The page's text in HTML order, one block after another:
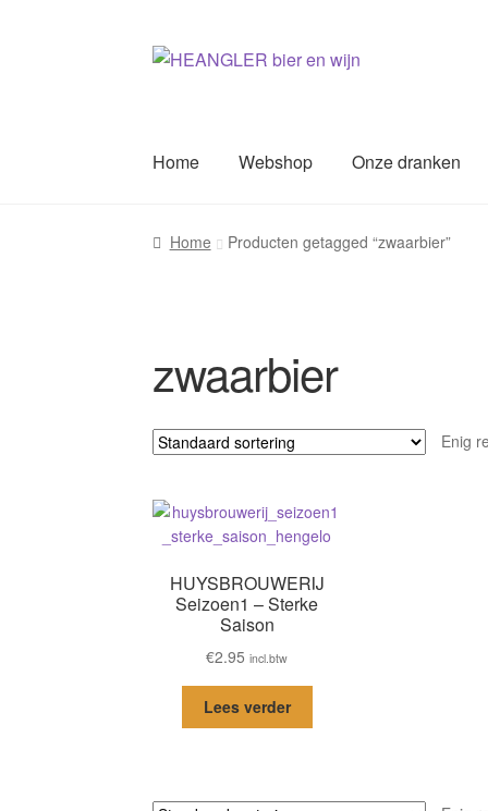
Ga
Ga
Home Webshop Onze dranken
Home Producten getagged “zwaarbier”
zwaarbier
Enig
HUYSBROUWERIJ
Seizoen1 – Sterke
Saison
€2.95 incl.btw
Lees verder